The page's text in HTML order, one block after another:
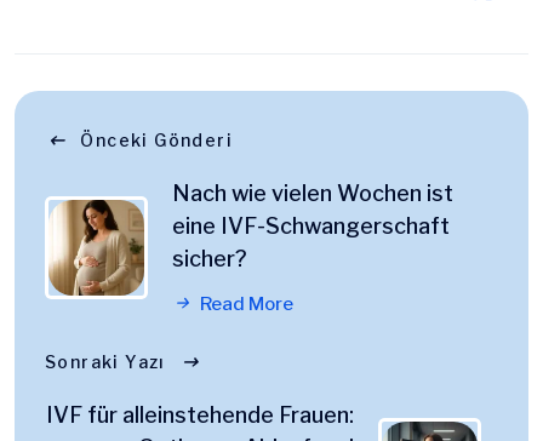
Önceki Gönderi
Nach wie vielen Wochen ist
eine IVF-Schwangerschaft
sicher?
Read More
Sonraki Yazı
IVF für alleinstehende Frauen: